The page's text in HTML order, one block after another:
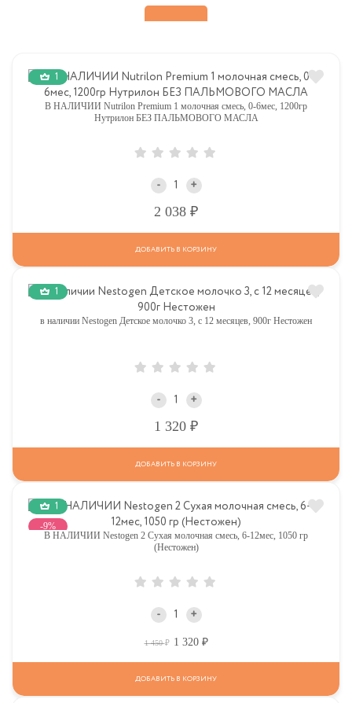
1
В НАЛИЧИИ Nutrilon Premium 1 молочная смесь, 0-6мес, 1200гр
Нутрилон БЕЗ ПАЛЬМОВОГО МАСЛА
- +
2 038
ДОБАВИТЬ В КОРЗИНУ
1
в наличии Nestogen Детское молочко 3, c 12 месяцев, 900г Нестожен
- +
1 320
ДОБАВИТЬ В КОРЗИНУ
1
-9%
В НАЛИЧИИ Nestogen 2 Сухая молочная смесь, 6-12мес, 1050 гр
(Нестожен)
- +
1 450Р 1 320 Р
ДОБАВИТЬ В КОРЗИНУ